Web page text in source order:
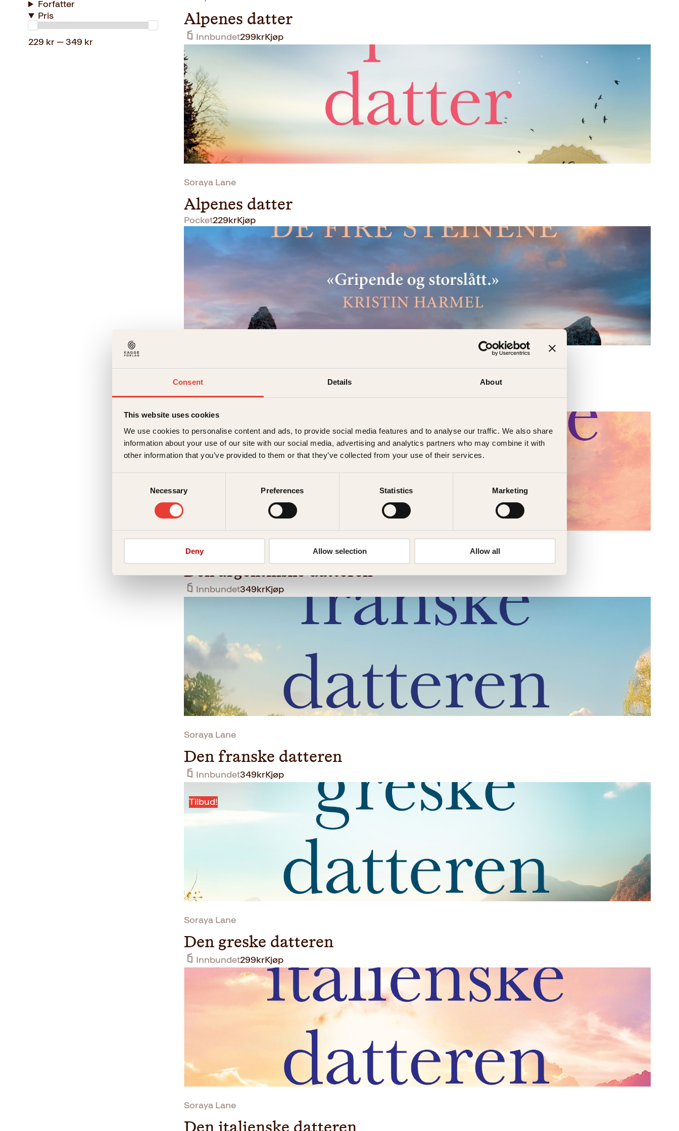
Consent Details About
This website uses cookies
We use cookies to personalise content and ads, to provide social media features and to analyse our traffic. We also share
information about your use of our site with our social media, advertising and analytics partners who may combine it with
other information that you’ve provided to them or that they’ve collected from your use of their services.
Necessary Preferences Statistics Marketing
Deny Allow selection Allow all
Forfatter
Pris
229 kr — 349 kr
Alpenes datter
Innbundet299krKjøp
Soraya Lane
Alpenes datter
Pocket229krKjøp
De fire steinene
Soraya Lane
Den argentinske datteren
Innbundet349krKjøp
Soraya Lane
Den franske datteren
Innbundet349krKjøp
Tilbud!
Soraya Lane
Den greske datteren
Innbundet299krKjøp
Soraya Lane